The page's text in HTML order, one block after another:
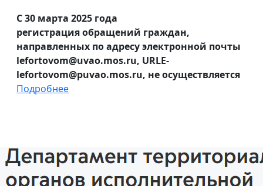
С 30 марта 2025 года
регистрация обращений граждан,
направленных по адресу электронной почты
lefortovom@uvao.mos.ru, URLE-
lefortovom@puvao.mos.ru, не осуществляется
Подробнее